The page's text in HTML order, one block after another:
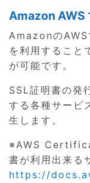
Amazon AWS
Amazonの
を利用すること
が可能です。
SSL証明書の発
する各種サービ
生します。
※AWS
書が利用出来る
https://